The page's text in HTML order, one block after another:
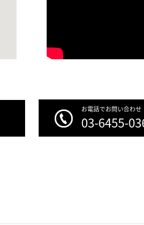
お電話でお問い合わせ
03-6455-